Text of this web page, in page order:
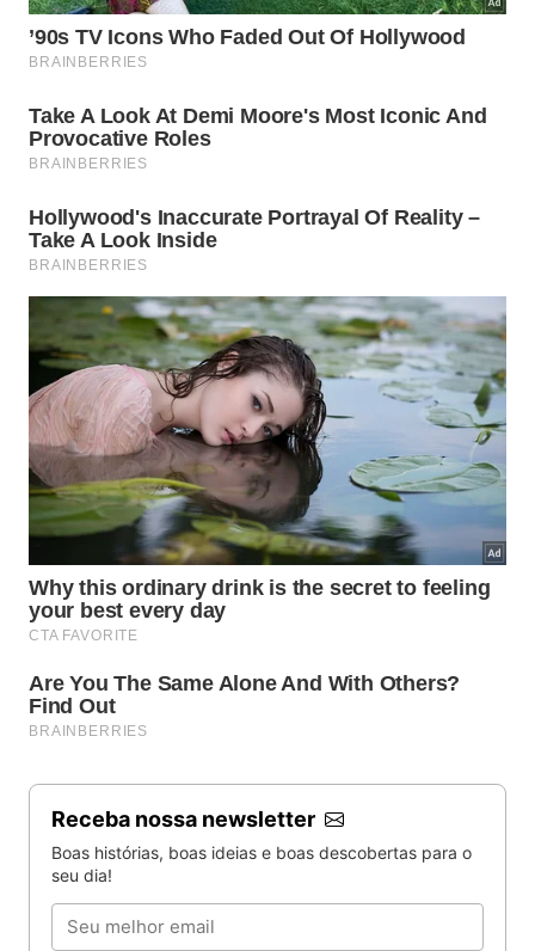
Receba nossa newsletter
Boas histórias, boas ideias e boas descobertas para o
seu dia!
Email